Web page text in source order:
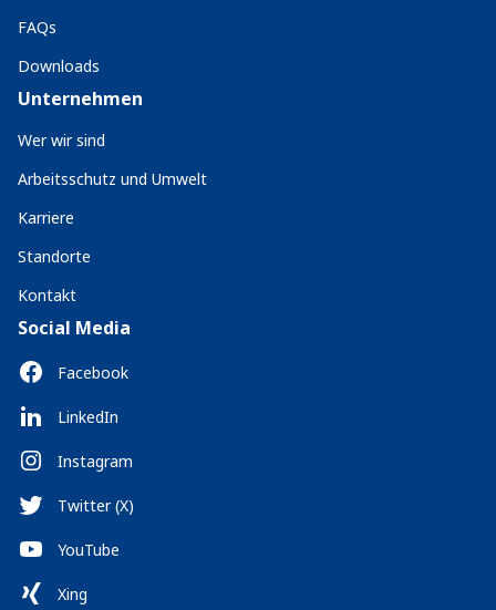
FAQs
Downloads
Unternehmen
Wer wir sind
Arbeitsschutz und Umwelt
Karriere
Standorte
Kontakt
Social Media
Facebook
LinkedIn
Instagram
Twitter (X)
YouTube
Xing